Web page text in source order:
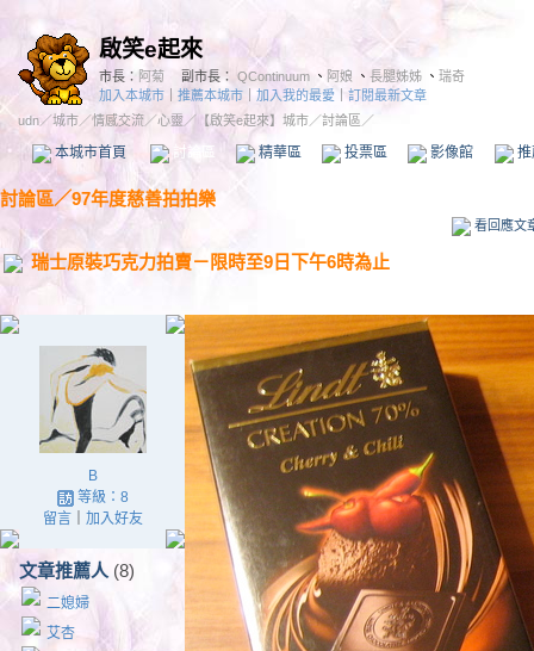
啟笑e起來
市長： 阿菊 副市長： QContinuum 、 阿娘 、 長腿姊姊 、 瑞奇
加入本城市
推薦本城市 加入我的最愛
訂閱最新文章
udn／城市／情感交流／心靈 ／ 【啟笑e起來】城市／討論區／
本城市首頁 討論區 精華區 投票區 影像館
討論區／97年度慈善拍拍樂
看回應文
瑞士原裝巧克力拍賣－限時至9日下午6時為止
B
等級：8
留言｜ 加入好友
文章推薦人 (8)
二媳婦
艾杏